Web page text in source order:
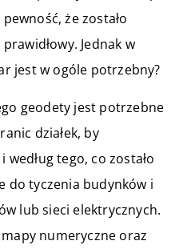
że zostało
Jednak w
jest w ogóle potrzebny?
geodety jest potrzebne
działek, by
tego, co zostało
do tyczenia budynków i
lub sieci elektrycznych.
numeryczne oraz